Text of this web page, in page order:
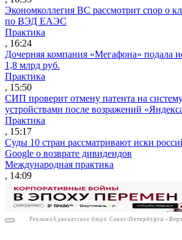
РекламаООО
Экономколлегия ВС рассмотрит спор о
по ВЭД ЕАЭС
Практика
, 16:24
Дочерняя компания «Мегафона» подала
1,8 млрд руб.
Практика
, 15:50
СИП проверит отмену патента на
устройствами после возражений
Практика
, 15:17
Суды 10 стран рассматривают иски
Google о возврате дивидендов
Международная практика
, 14:09
Реклама Адвокатское бюро Санкт-Петербурга